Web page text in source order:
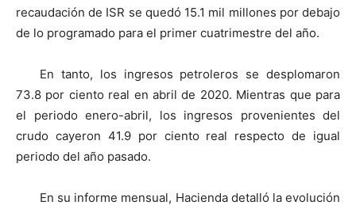
recaudación de ISR se quedó 15.1 mil millones por debajo
de lo programado para el primer cuatrimestre del año.
En tanto, los ingresos petroleros se desplomaron
73.8 por ciento real en abril de 2020. Mientras que para
el periodo enero-abril, los ingresos provenientes del
crudo cayeron 41.9 por ciento real respecto de igual
periodo del año pasado.
En su informe mensual, Hacienda detalló la evolución